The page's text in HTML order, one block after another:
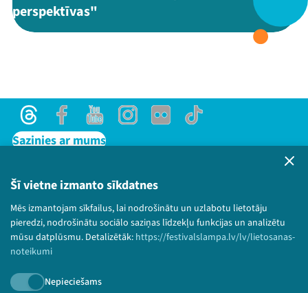
Šī vietne izmanto sīkdatnes
Mēs izmantojam sīkfailus, lai nodrošinātu un uzlabotu lietotāju
pieredzi, nodrošinātu sociālo saziņas līdzekļu funkcijas un analizētu
mūsu datplūsmu. Detalizētāk: https://festivalslampa.lv/lv/lietosanas-
noteikumi
Nepieciešams
ThreadsFacebook TikTok
perspektīvas"
ThreadsFacebookYoutubeInstagram
Flick TikTok
Sazinies ar mums
Lietošanas noteikumi un sīkdatņu politika
Bērnu aizsardzības politika
© 2026 Sarunu festivāls LAMPA Visas tiesības
paturētas.